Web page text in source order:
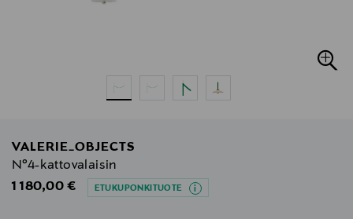
VALERIE_OBJECTS
N°4-kattovalaisin
Original Price
1 180,00 € ETUKUPONKITUOTE